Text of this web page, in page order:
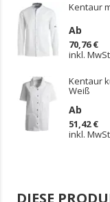
Kentaur
Ab
70,76 €
inkl.
Kentaur
Weiß
Ab
51,42 €
inkl.
DIESE